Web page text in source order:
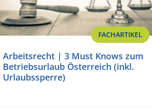
FACHARTIKEL
Arbeitsrecht | 3 Must Knows zum
Betriebsurlaub Österreich (inkl.
Urlaubssperre)